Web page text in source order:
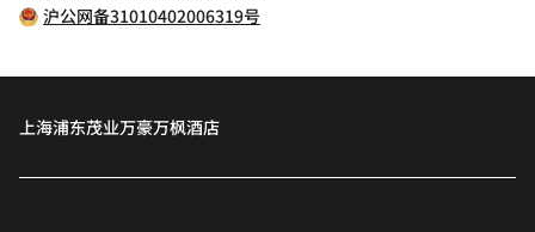
沪公网备31010402006319号
上海浦东茂业万豪万枫酒店